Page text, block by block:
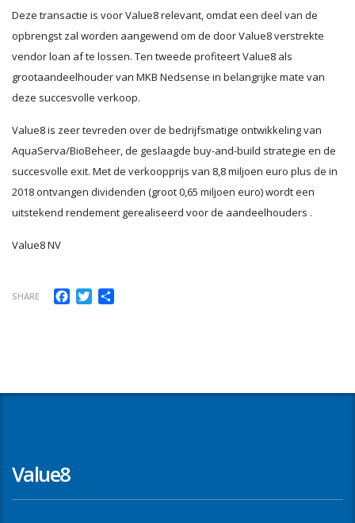
Deze transactie is voor Value8 relevant, omdat een deel van de
opbrengst zal worden aangewend om de door Value8 verstrekte
vendor loan af te lossen. Ten tweede profiteert Value8 als
grootaandeelhouder van MKB Nedsense in belangrijke mate van
deze succesvolle verkoop.
Value8 is zeer tevreden over de bedrijfsmatige ontwikkeling van
AquaServa/BioBeheer, de geslaagde buy-and-build strategie en de
succesvolle exit. Met de verkoopprijs van 8,8 miljoen euro plus de in
2018 ontvangen dividenden (groot 0,65 miljoen euro) wordt een
uitstekend rendement gerealiseerd voor de aandeelhouders .
Value8 NV
SHARE Facebook
Twitter
Value8